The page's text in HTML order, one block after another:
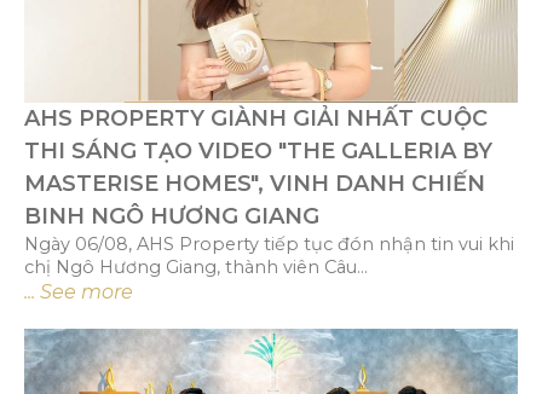
AHS PROPERTY GIÀNH GIẢI NHẤT CUỘC
THI SÁNG TẠO VIDEO "THE GALLERIA BY
MASTERISE HOMES", VINH DANH CHIẾN
BINH NGÔ HƯƠNG GIANG
Ngày 06/08, AHS Property tiếp tục đón nhận tin vui khi
chị Ngô Hương Giang, thành viên Câu...
... See more